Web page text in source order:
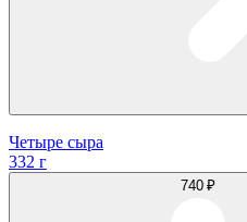
Четыре сыра
332 г
740 ₽